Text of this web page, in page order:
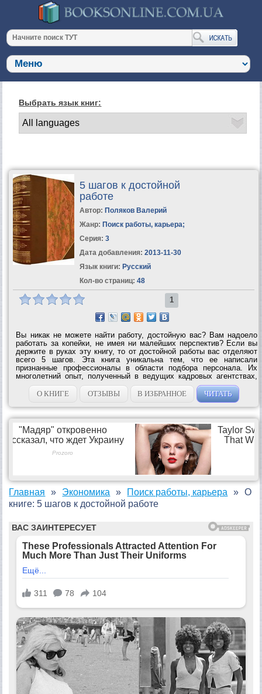
Выбрать язык книг:
5 шагов к достойной
работе
Автор: Поляков Валерий
Жанр: Поиск работы, карьера;
Серия: 3
Дата добавления: 2013-11-30
Язык книги: Русский
Кол-во страниц: 48
1
Вы никак не можете найти работу, достойную вас? Вам надоело
работать за копейки, не имея ни малейших перспектив? Если вы
держите в руках эту книгу, то от достойной работы вас отделяют
всего 5 шагов. Эта книга уникальна тем, что ее написали
признанные профессионалы в области подбора персонала. Их
многолетний опыт, полученный в ведущих кадровых агентствах,
стал основой для четких и реальных советов по поиску достойной
работы. В книге...
О КНИГЕ ОТЗЫВЫ В ИЗБРАННОЕ ЧИТАТЬ
Главная Экономика Поиск работы, карьера
О
книге: 5 шагов к достойной работе